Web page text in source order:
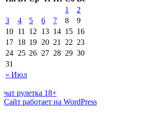
« Июл
1
2
3
4 5 6 7 8
9
10 11 12 13 14 15 16
17 18 19 20 21 22 23
24 25 26 27 28 29 30
31
чат рулетка 18+
Сайт работает на WordPress